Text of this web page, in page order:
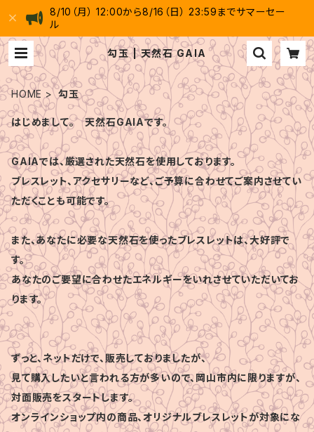
8/10（月） 12:00から8/16（日） 23:59までサマーセー
ル
勾玉 | 天然石 GAIA
HOME 勾玉
はじめまして。 天然石GAIAです。
GAIAでは、厳選された天然石を使用しております。
ブレスレット、アクセサリーなど、ご予算に合わせてご案内させてい
ただくことも可能です。
また、あなたに必要な天然石を使ったブレスレットは、大好評で
す。
あなたのご要望に合わせたエネルギーをいれさせていただいてお
ります。
ずっと、ネットだけで、販売しておりましたが、
見て購入したいと言われる方が多いので、岡山市内に限りますが、
対面販売をスタートします。
オンラインショップ内の商品、オリジナルブレスレットが対象にな